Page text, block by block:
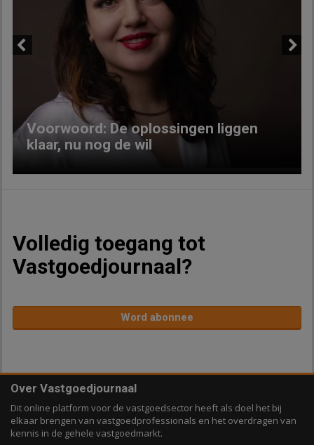
Voorwoord: De oplossingen liggen
klaar, nu nog de wil
Volledig toegang tot
Vastgoedjournaal?
Word abonnee
Over Vastgoedjournaal
Dit online platform voor de vastgoedsector heeft als doel het bij
elkaar brengen van vastgoedprofessionals en het overdragen van
kennis in de gehele vastgoedmarkt.